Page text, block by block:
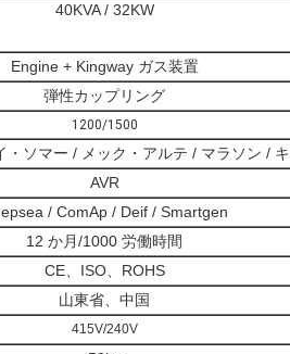
40KVA / 32KW
Engine + Kingway ガス装置
弾性カップリング
1200/1500
・ソマー / メック・アルテ / マラソン /
AVR
/ ComAp / Deif / Smartgen
12 か月/1000 労働時間
CE、ISO、ROHS
山東省、中国
415V/240V